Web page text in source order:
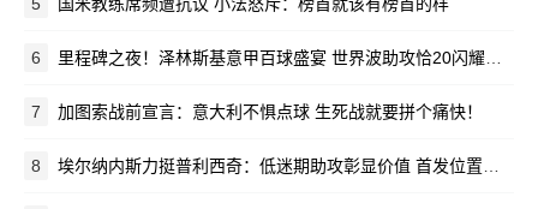
5 国米教练席频遭抗议 小法怒斥：榜首就该有榜首的样
6 里程碑之夜！泽林斯基意甲百球盛宴 世界波助攻恰20闪耀梅阿查
7 加图索战前宣言：意大利不惧点球 生死战就要拼个痛快！
8 埃尔纳内斯力挺普利西奇：低迷期助攻彰显价值 首发位置该留给他